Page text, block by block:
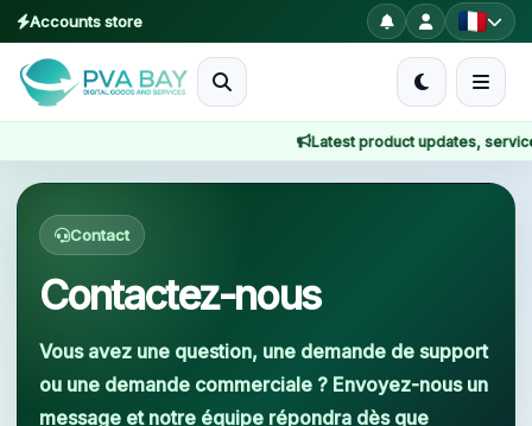
Accounts store
Latest product updates, service
MENU
Produits
2FA
Contact
Contactez-nous
Vous avez une question, une demande de support
ou une demande commerciale ? Envoyez-nous un
message et notre équipe répondra dès que